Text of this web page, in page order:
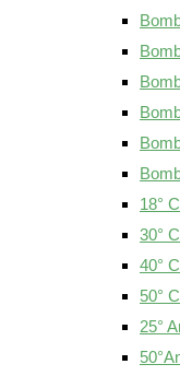
18°
30°
40°
50°
25°